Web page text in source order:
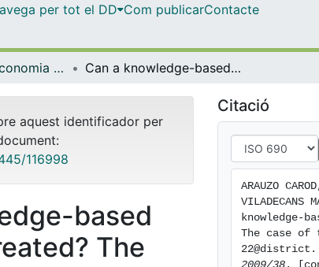
per tot el DD Com publicarContacte
IEB (Institut d’Economia de Barcelona) – Working Papers Can a knowledge-based cluster be created? The case of the Barcelona 22@district
aquest identificador per
116998
based
The
Citació
ARAUZO
knowledge-
The case of
22@district.